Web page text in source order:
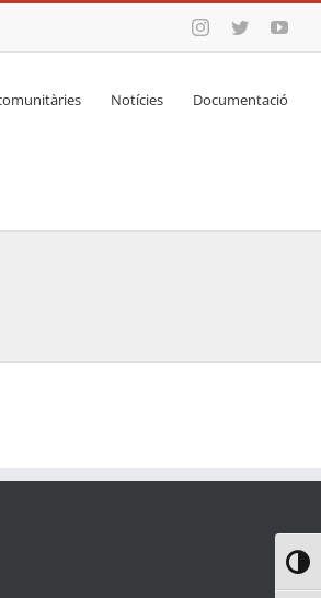
Instagram
Twitter
Notícies Documentació